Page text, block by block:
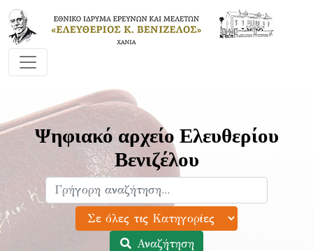
Ψηφιακό αρχείο Ελευθερίου
Βενιζέλου
Αναζήτηση